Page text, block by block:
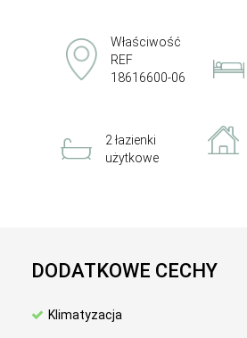
Właściwość
REF
18616600-06
2 łazienki
użytkowe
DODATKOWE CECHY
Klimatyzacja